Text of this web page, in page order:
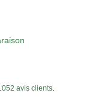
avis clients.